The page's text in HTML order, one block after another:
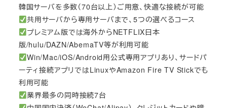
韓国サーバを多数（70台以上）ご用意、快適な接続が可能
共用サーバから専用サーバまで、5つの選べるコース
プレミアム版では海外からNETFLIX日本
版/hulu/DAZN/AbemaTV等が利用可能
Win/Mac/iOS/Android用公式専用アプリあり、サードパ
ーティ接続アプリではLinuxやAmazon Fire TV Stickでも
利用可能
業界最多の同時接続7台